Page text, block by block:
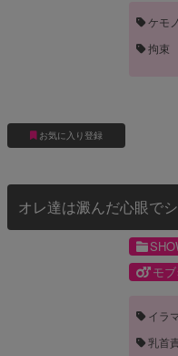
お気に入り登録
ケモ
拘束
オレ達は澱んだ心眼で
モ
モブ
イラ
乳首